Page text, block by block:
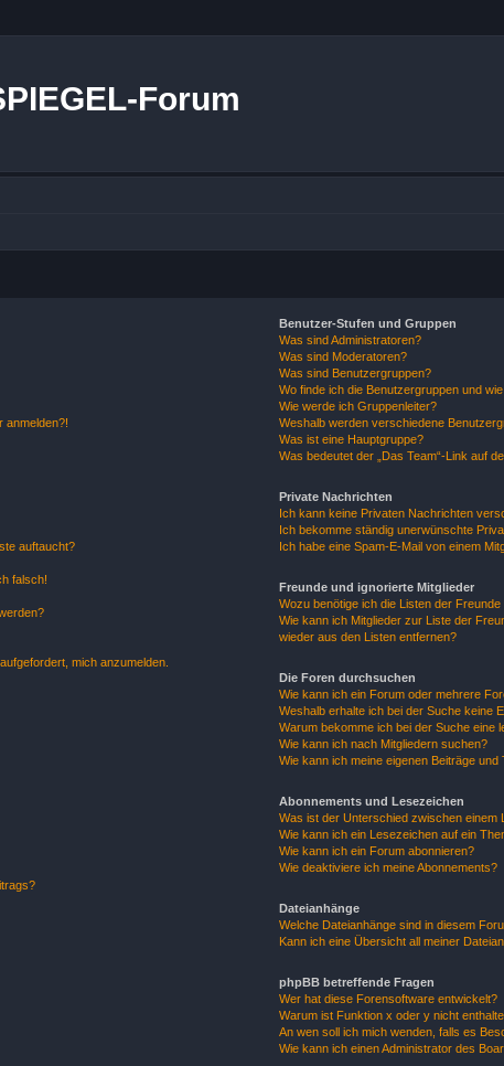
Forum
anmelden?!
auftaucht?
falsch!
mich anzumelden.
Benutzer-Stufen und Gruppen
Was sind Administratoren?
Was sind Moderatoren?
Was sind Benutzergruppen?
Wo finde ich die Benutzergruppen und
Wie werde ich Gruppenleiter?
Weshalb werden verschiedene
Was ist eine Hauptgruppe?
Was bedeutet der „Das Team“-Link auf
Private Nachrichten
Ich kann keine Privaten Nachrichten
Ich bekomme ständig unerwünschte
Ich habe eine Spam-E-Mail von einem
Freunde und ignorierte Mitglieder
Wozu benötige ich die Listen der
Wie kann ich Mitglieder zur Liste der
wieder aus den Listen entfernen?
Die Foren durchsuchen
Wie kann ich ein Forum oder mehrere
Weshalb erhalte ich bei der Suche keine
Warum bekomme ich bei der Suche eine
Wie kann ich nach Mitgliedern suchen?
Wie kann ich meine eigenen Beiträge und
Abonnements und Lesezeichen
Was ist der Unterschied zwischen einem
Wie kann ich ein Lesezeichen auf ein
Wie kann ich ein Forum abonnieren?
Wie deaktiviere ich meine Abonnements?
Dateianhänge
Welche Dateianhänge sind in diesem
Kann ich eine Übersicht all meiner
phpBB betreffende Fragen
Wer hat diese Forensoftware entwickelt?
Warum ist Funktion x oder y nicht
An wen soll ich mich wenden, falls es
Wie kann ich einen Administrator des